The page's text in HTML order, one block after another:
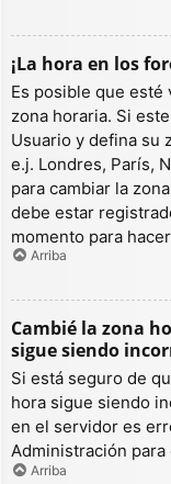
¡La hora en los
Es posible que
zona horaria. Si
Usuario y defina su
e.j. Londres, París,
para cambiar la
debe estar
momento para
Arriba
Cambié la zona
sigue siendo
Si está seguro de
hora sigue siendo
en el servidor es
Administración
Arriba